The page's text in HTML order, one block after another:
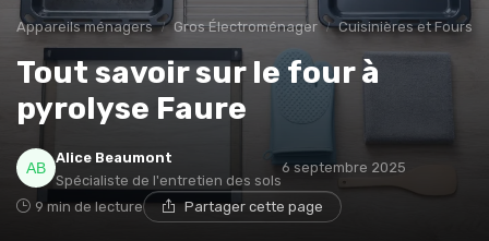
Appareils ménagers Gros Électroménager Cuisinières et Fours
Tout savoir sur le four à
pyrolyse Faure
Alice Beaumont
Spécialiste de l'entretien des sols
6 septembre 2025
9 min de lecture Partager cette page
* En m'inscrivant, j'accepte de recevoir la newsletter
d'Appareils Ménagers et les offres de ses partenaires.